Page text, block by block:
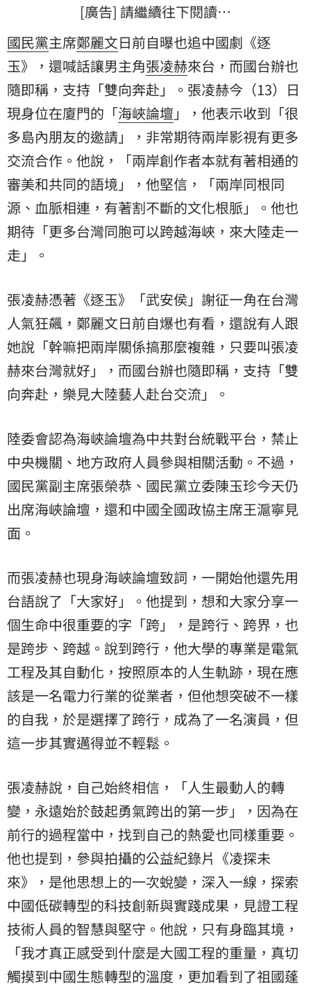
[廣告] 請繼續往下閱讀…
國民黨主席鄭麗文日前自曝也追中國劇《逐
玉》，還喊話讓男主角張凌赫來台，而國台辦也
隨即稱，支持「雙向奔赴」。張凌赫今（13）日
現身位在廈門的「海峽論壇 」，他表示收到「很
多島內朋友的邀請」，非常期待兩岸影視有更多
交流合作。他說，「兩岸創作者本就有著相通的
審美和共同的語境」，他堅信，「兩岸同根同
源、血脈相連，有著割不斷的文化根脈」。他也
期待「更多台灣同胞可以跨越海峽，來大陸走一
走」。
張凌赫憑著《逐玉》「武安侯」謝征一角在台灣
人氣狂飆，鄭麗文日前自爆也有看，還說有人跟
她說「幹嘛把兩岸關係搞那麼複雜，只要叫張凌
赫來台灣就好」，而國台辦也隨即稱，支持「雙
向奔赴，樂見大陸藝人赴台交流」。
陸委會認為海峽論壇為中共對台統戰平台，禁止
中央機關、地方政府人員參與相關活動。不過，
國民黨副主席張榮恭、國民黨立委陳玉珍今天仍
出席海峽論壇，還和中國全國政協主席王滬寧見
面。
而張凌赫也現身海峽論壇致詞，一開始他還先用
台語說了「大家好」。他提到，想和大家分享一
個生命中很重要的字「跨」，是跨行、跨界，也
是跨步、跨越。說到跨行，他大學的專業是電氣
工程及其自動化，按照原本的人生軌跡，現在應
該是一名電力行業的從業者，但他想突破不一樣
的自我，於是選擇了跨行，成為了一名演員，但
這一步其實邁得並不輕鬆。
張凌赫說，自己始終相信，「人生最動人的轉
變，永遠始於鼓起勇氣跨出的第一步」，因為在
前行的過程當中，找到自己的熱愛也同樣重要。
他也提到，參與拍攝的公益紀錄片《凌探未
來》，是他思想上的一次蛻變，深入一線，探索
中國低碳轉型的科技創新與實踐成果，見證工程
技術人員的智慧與堅守。他說，只有身臨其境，
「我才真正感受到什麼是大國工程的重量，真切
觸摸到中國生態轉型的溫度，更加看到了祖國蓬